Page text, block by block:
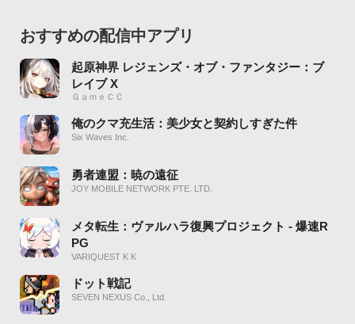
おすすめの配信中アプリ
起原神界 レジェンズ・オブ・ファンタジー：ブ
レイブ X
ＧａｍｅＣＣ
俺のクマ充生活：美少女と契約しすぎた件
Six Waves Inc.
勇者連盟：暁の遠征
JOY MOBILE NETWORK PTE. LTD.
メタ転生：ヴァルハラ復興プロジェクト - 爆速R
PG
VARIQUEST K K
ドット戦記
SEVEN NEXUS Co., Ltd.